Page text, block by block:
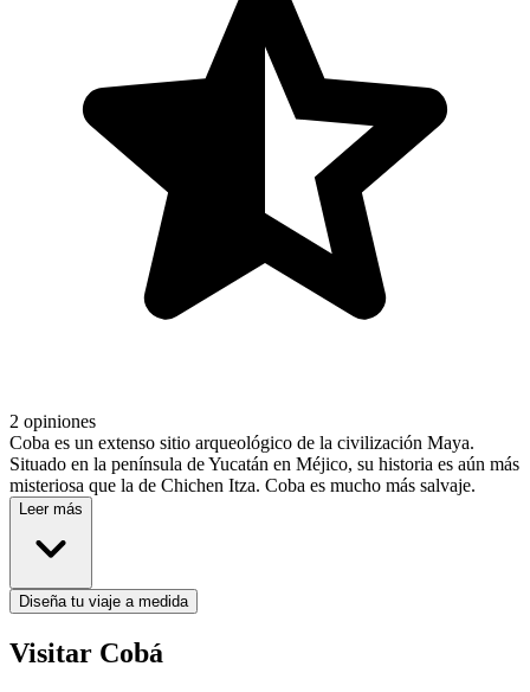
2 opiniones
Coba es un extenso sitio arqueológico de la civilización Maya.
Situado en la península de Yucatán en Méjico, su historia es aún más
misteriosa que la de Chichen Itza. Coba es mucho más salvaje.
Leer más
Diseña tu viaje a medida
Visitar Cobá